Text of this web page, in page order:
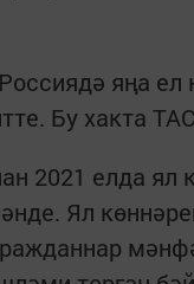
яңа ел
Бу хакта
2021 елда ял
Ял